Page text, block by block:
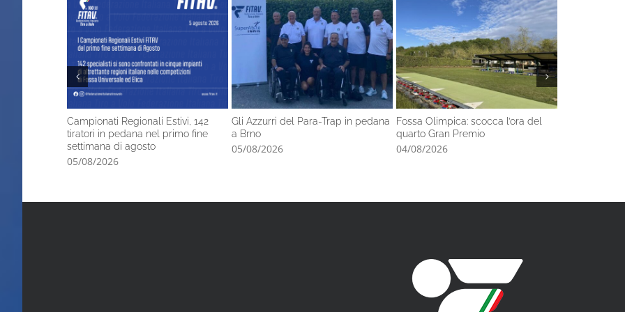
Campionati Regionali Estivi, 142
tiratori in pedana nel primo fine
settimana di agosto
05/08/2026
Gli Azzurri del Para-Trap in pedana
a Brno
05/08/2026
Fossa Olimpica: scocca l’ora del
quarto Gran Premio
04/08/2026